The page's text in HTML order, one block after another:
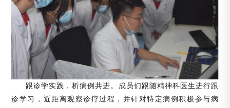
跟诊学实践，析病例共进。成员们跟随精神科医生进行跟
诊学习，近距离观察诊疗过程，并针对特定病例积极参与病